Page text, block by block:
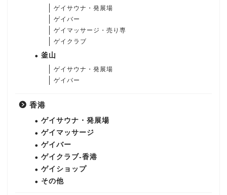
ゲイサウナ・発展場
ゲイバー
ゲイマッサージ・売り専
ゲイクラブ
釜山
ゲイサウナ・発展場
ゲイバー
香港
ゲイサウナ・発展場
ゲイマッサージ
ゲイバー
ゲイクラブ-香港
ゲイショップ
その他